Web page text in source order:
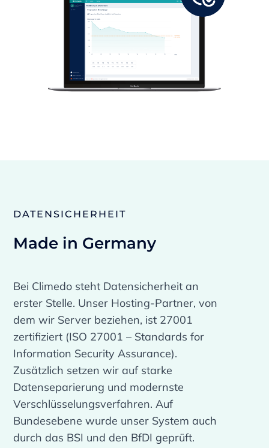
DATENSICHERHEIT
Made in Germany
Bei Climedo steht Datensicherheit an
erster Stelle. Unser Hosting-Partner, von
dem wir Server beziehen, ist 27001
zertifiziert (ISO 27001 – Standards for
Information Security Assurance).
Zusätzlich setzen wir auf starke
Datenseparierung und modernste
Verschlüsselungsverfahren. Auf
Bundesebene wurde unser System auch
durch das BSI und den BfDI geprüft.